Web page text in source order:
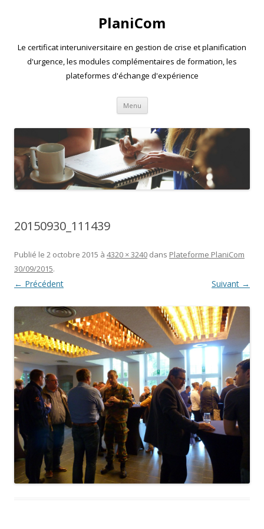
PlaniCom
Le certificat interuniversitaire en gestion de crise et planification
d'urgence, les modules complémentaires de formation, les
plateformes d'échange d'expérience
Menu Aller
contenu
20150930_111439
Publié le 2 octobre 2015 à 4320 × 3240 dans Plateforme PlaniCom
30/09/2015.
← Précédent Suivant →